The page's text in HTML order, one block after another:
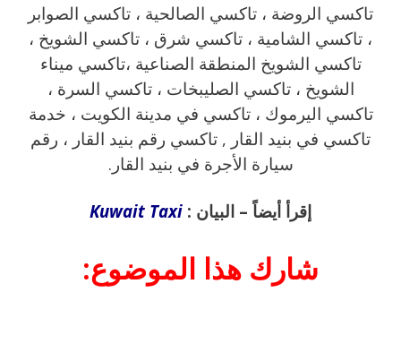
تاكسي الروضة ، تاكسي الصالحية ، تاكسي الصوابر
، تاكسي الشامية ، تاكسي شرق ، تاكسي الشويخ ،
تاكسي الشويخ المنطقة الصناعية ،تاكسي ميناء
الشويخ ، تاكسي الصليبخات ، تاكسي السرة ،
تاكسي اليرموك ، تاكسي في مدينة الكويت ، خدمة
تاكسي في بنيد القار , تاكسي رقم بنيد القار ، رقم
سيارة الأجرة في بنيد القار.
إقرأ أيضاً – البيان : Kuwait Taxi
شارك هذا الموضوع: